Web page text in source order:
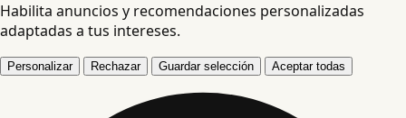
Habilita anuncios y recomendaciones personalizadas
adaptadas a tus intereses.
Personalizar Rechazar Guardar selección Aceptar todas